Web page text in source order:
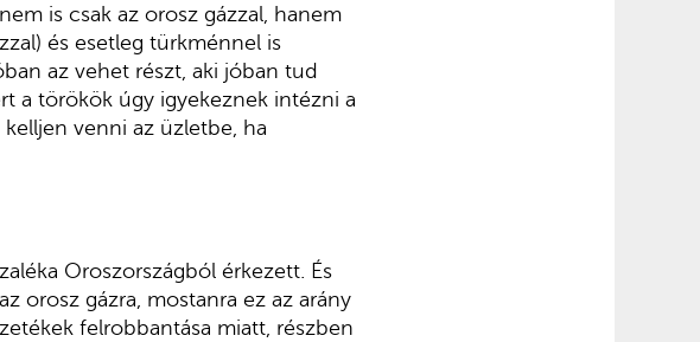
is csak az orosz gázzal, hanem
és esetleg türkménnel is
az vehet részt, aki jóban tud
a törökök úgy igyekeznek intézni a
venni az üzletbe, ha
Oroszországból érkezett. És
orosz gázra, mostanra ez az arány
felrobbantása miatt, részben